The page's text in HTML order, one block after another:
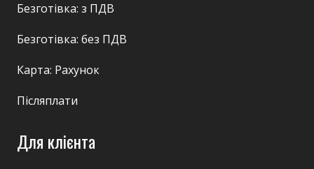
Безготівка: з ПДВ
Безготівка: без ПДВ
Карта: Рахунок
Післяплати
Для клієнта